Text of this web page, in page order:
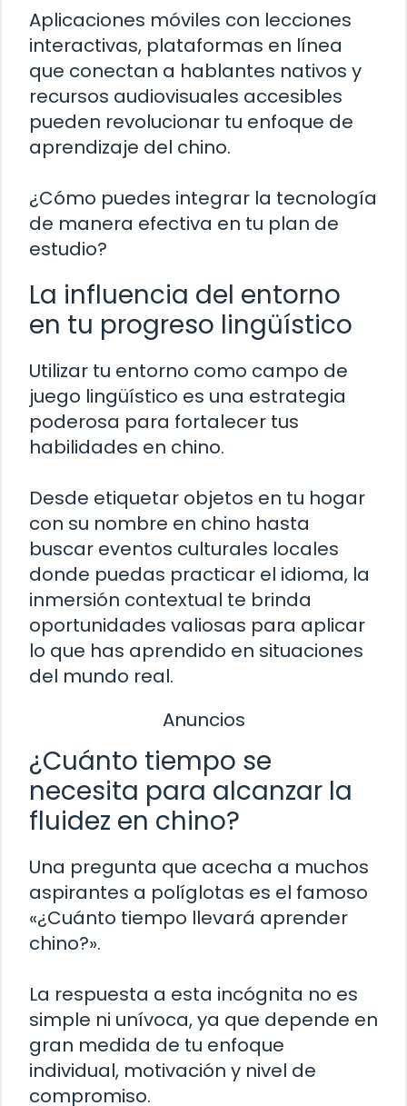
Aplicaciones móviles con lecciones
interactivas, plataformas en línea
que conectan a hablantes nativos y
recursos audiovisuales accesibles
pueden revolucionar tu enfoque de
aprendizaje del chino.
¿Cómo puedes integrar la tecnología
de manera efectiva en tu plan de
estudio?
La influencia del entorno
en tu progreso lingüístico
Utilizar tu entorno como campo de
juego lingüístico es una estrategia
poderosa para fortalecer tus
habilidades en chino.
Desde etiquetar objetos en tu hogar
con su nombre en chino hasta
buscar eventos culturales locales
donde puedas practicar el idioma, la
inmersión contextual te brinda
oportunidades valiosas para aplicar
lo que has aprendido en situaciones
del mundo real.
Anuncios
¿Cuánto tiempo se
necesita para alcanzar la
fluidez en chino?
Una pregunta que acecha a muchos
aspirantes a políglotas es el famoso
«¿Cuánto tiempo llevará aprender
chino?».
La respuesta a esta incógnita no es
simple ni unívoca, ya que depende en
gran medida de tu enfoque
individual, motivación y nivel de
compromiso.